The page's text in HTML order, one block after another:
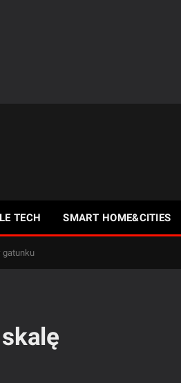
TECH SMART HOME&CITIES
gatunku